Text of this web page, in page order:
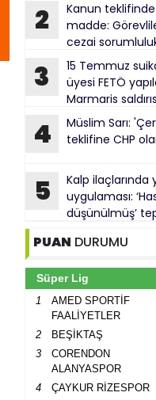
2
Kanun
madde:
cezai
3
15 Temmuz
üyesi FETÖ
Marmaris
4
Müslim Sarı:
teklifine CHP
5
Kalp ilaçlarında
uygulaması:
düşünülmüş’
PUAN DURUMU
Süper Lig
1
AMED SPORTİF
FAALİYETLER
2 BEŞİKTAŞ
3
CORENDON
ALANYASPOR
4 ÇAYKUR RİZESPOR